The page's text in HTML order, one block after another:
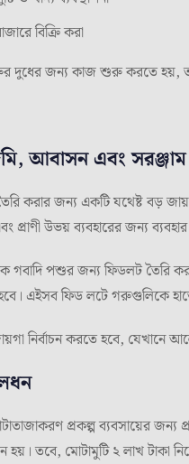
বিক্রি করা
দুধের জন্য কাজ শুরু করতে হয়,
আবাসন এবং সরঞ্জাম
করার জন্য একটি যথেষ্ট বড়
প্রাণী উভয় ব্যবহারের জন্য
গবাদি পশুর জন্য ফিডলট তৈরি
এইসব ফিড লটে গরুগুলিকে
নির্বাচন করতে হবে, যেখানে
প্রকল্প ব্যবসায়ের জন্য
হয়। তবে, মোটামুটি ২ লাখ টাকা